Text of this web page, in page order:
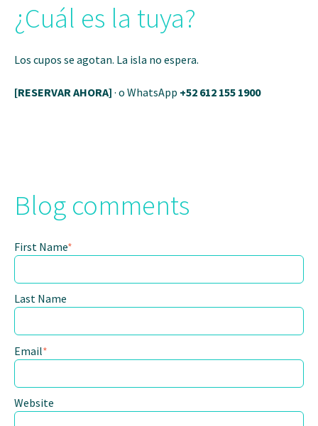
¿Cuál es la tuya?
Los cupos se agotan. La isla no espera.
[RESERVAR AHORA] · o WhatsApp +52 612 155 1900
Blog comments
First Name*
Last Name
Email*
Website